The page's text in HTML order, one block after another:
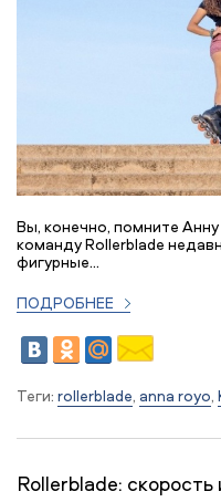
Вы, конечно, помните
команду Rollerblade
фигурные...
ПОДРОБНЕЕ
Теги: rollerblade, anna royo,
Rollerblade: